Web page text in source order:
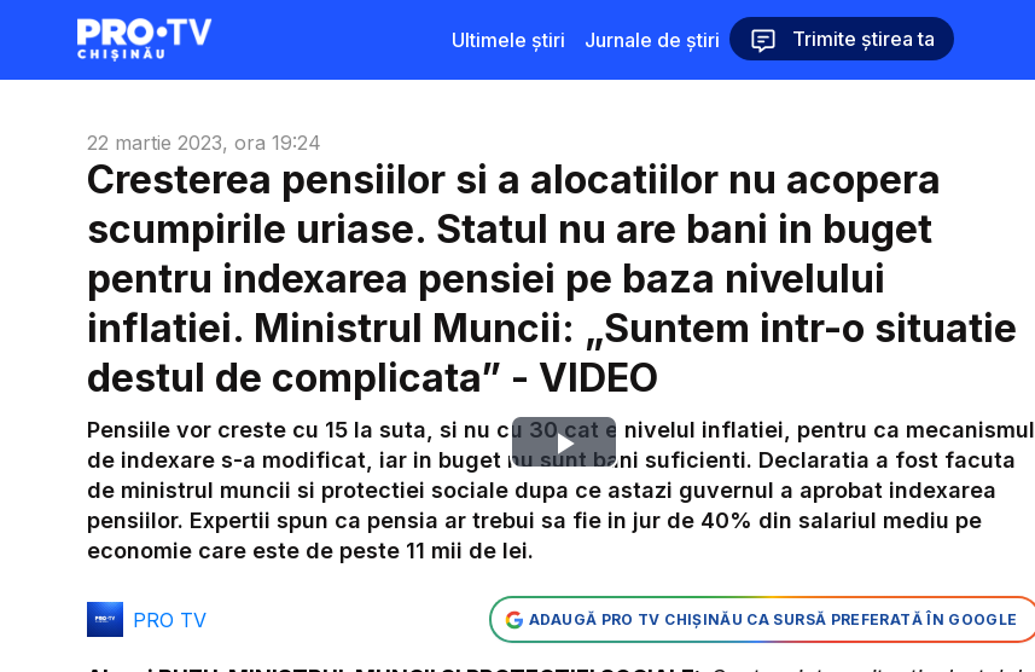
Ultimele știri Jurnale de știri Trimite știrea ta
22 martie 2023, ora 19:24
Cresterea pensiilor si a alocatiilor nu acopera
scumpirile uriase. Statul nu are bani in buget
pentru indexarea pensiei pe baza nivelului
inflatiei. Ministrul Muncii: „Suntem intr-o situatie
destul de complicata” - VIDEO
Play
Video
Pensiile vor creste cu 15 la suta, si nu cu 30 cat e nivelul inflatiei, pentru ca mecanismul
de indexare s-a modificat, iar in buget nu sunt bani suficienti. Declaratia a fost facuta
de ministrul muncii si protectiei sociale dupa ce astazi guvernul a aprobat indexarea
pensiilor. Expertii spun ca pensia ar trebui sa fie in jur de 40% din salariul mediu pe
economie care este de peste 11 mii de lei.
PRO TV ADAUGĂ PRO TV CHIȘINĂU CA SURSĂ PREFERATĂ ÎN GOOGLE